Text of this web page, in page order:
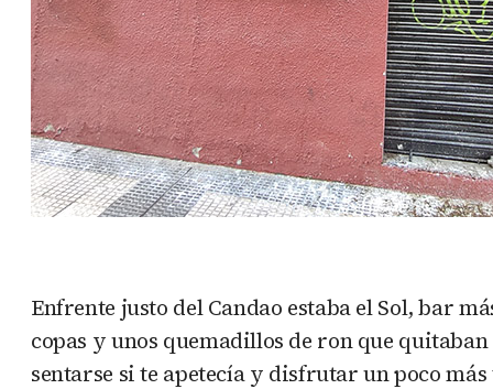
Enfrente justo del Candao estaba el Sol, bar
copas y unos quemadillos de ron que
sentarse si te apetecía y disfrutar un poco